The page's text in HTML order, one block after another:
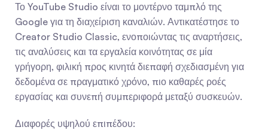
Το YouTube Studio είναι το μοντέρνο ταμπλό της
Google για τη διαχείριση καναλιών. Αντικατέστησε το
Creator Studio Classic, ενοποιώντας τις αναρτήσεις,
τις αναλύσεις και τα εργαλεία κοινότητας σε μία
γρήγορη, φιλική προς κινητά διεπαφή σχεδιασμένη για
δεδομένα σε πραγματικό χρόνο, πιο καθαρές ροές
εργασίας και συνεπή συμπεριφορά μεταξύ συσκευών.
Διαφορές υψηλού επιπέδου: